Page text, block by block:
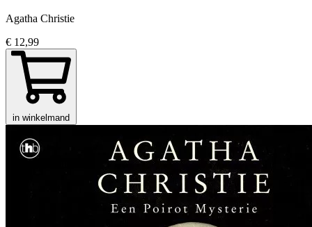
Agatha Christie
€ 12,99
in winkelmand